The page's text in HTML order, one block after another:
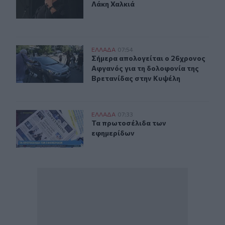
Λάκη Χαλκιά
Σήμερα απολογείται ο 26χρονος Αφγανός για τη
ΕΛΛAΔΑ 07:54
Σήμερα απολογείται ο 26χρονος
Σήμερα απολογείται ο 26χρονος
Αφγανός για τη δολοφονία της
Βρετανίδας στην Κυψέλη
Τα πρωτοσέλιδα των εφημερίδων
ΕΛΛAΔΑ 07:33
Τα πρωτοσέλιδα των εφημερίδων
Τα πρωτοσέλιδα των
εφημερίδων